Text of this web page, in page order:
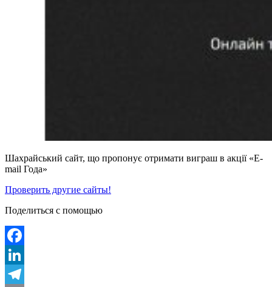
Шахрайський сайт, що пропонує отримати виграш в акції «E-
mail Года»
Проверить другие сайты!
Поделиться с помощью
Facebook
LinkedIn